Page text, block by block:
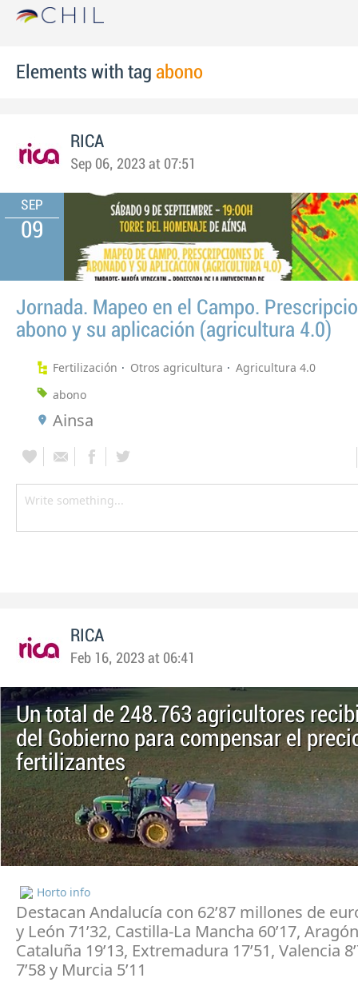
Elements with tag abono
RICA
Sep 06, 2023 at 07:51
SEP
09
Jornada. Mapeo en el Campo.
abono y su aplicación (agricultura 4.0)
Fertilización Otros agricultura
Agricultura 4.0
abono
Ainsa
RICA
Feb 16, 2023 at 06:41
Un total de 248.763 agricultores
del Gobierno para compensar el
fertilizantes
Horto info
Destacan Andalucía con 62’87 millones de
y León 71’32, Castilla-La Mancha 60’17,
Cataluña 19’13, Extremadura 17’51, Valencia
7’58 y Murcia 5’11